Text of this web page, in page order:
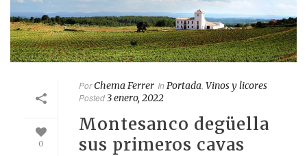
0
PorChema Ferrer In Portada Vinos y licores
Posted3 enero, 2022
Montesanco degüella
sus primeros cavas